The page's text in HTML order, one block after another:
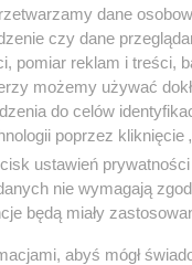
na
można
Polacy –
dane
czy dane
pomiar reklam i treści,
możemy używać
do celów
poprzez
ustawień
nie wymagają
będą miały
abyś mógł